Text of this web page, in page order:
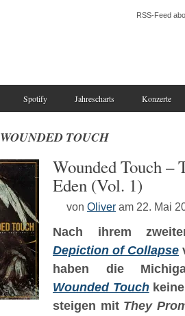
RSS-Feed
Spotify Jahrescharts Konzerte
WOUNDED TOUCH
Wounded Touch –
Eden (Vol. 1)
von Oliver am 22. Mai
Nach ihrem
Depiction of Collapse
haben die
Wounded Touchkeine
steigen mit They